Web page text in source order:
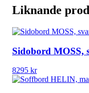
Liknande
Sidobord MOSS,
8295 kr